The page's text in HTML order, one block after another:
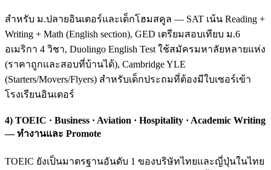
สำหรับ ม.ปลายอินเตอร์และเด็กโฮมสคูล — SAT เน้น Reading +
Writing + Math (English section), GED เตรียมสอบเทียบ ม.6
อเมริกา 4 วิชา, Duolingo English Test ใช้สมัครมหาลัยหลายแห่ง
(ราคาถูกและสอบที่บ้านได้), Cambridge YLE
(Starters/Movers/Flyers) สำหรับเด็กประถมที่ต้องมีใบเซอร์เข้า
โรงเรียนอินเตอร์
4) TOEIC · Business · Aviation · Hospitality · Academic Writing
— ทำงานและ Promote
TOEIC ยังเป็นมาตรฐานอันดับ 1 ของบริษัทไทยและญี่ปุ่นในไทย